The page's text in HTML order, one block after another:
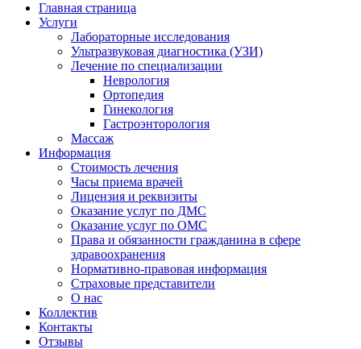
Главная страница
Услуги
Лабораторные исследования
Ультразвуковая диагностика (УЗИ)
Лечение по специализации
Неврология
Ортопедия
Гинекология
Гастроэнторология
Массаж
Информация
Стоимость лечения
Часы приема врачей
Лицензия и реквизиты
Оказание услуг по ДМС
Оказание услуг по ОМС
Права и обязанности гражданина в сфере
здравоохранения
Нормативно-правовая информация
Страховые представители
О нас
Коллектив
Контакты
Отзывы